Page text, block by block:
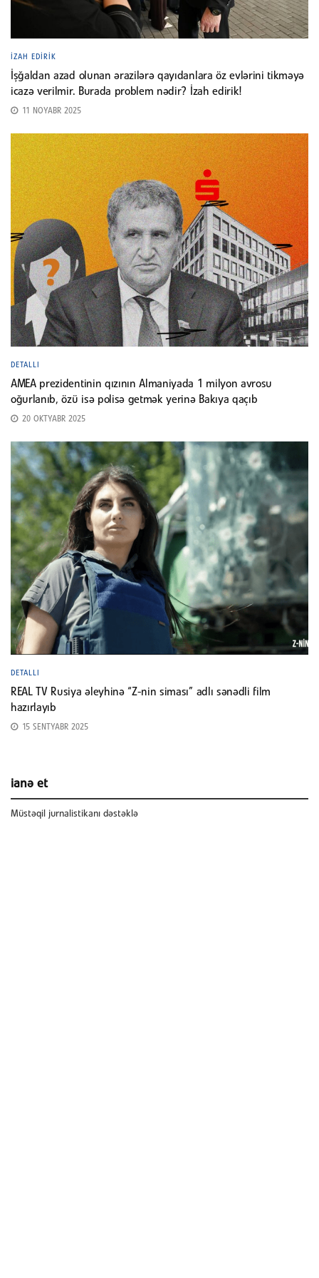
İZAH EDIRIK
İşğaldan azad olunan ərazilərə qayıdanlara öz evlərini tikməyə
icazə verilmir. Burada problem nədir? İzah edirik!
11 NOYABR 2025
DETALLI
AMEA prezidentinin qızının Almaniyada 1 milyon avrosu
oğurlanıb, özü isə polisə getmək yerinə Bakıya qaçıb
20 OKTYABR 2025
DETALLI
REAL TV Rusiya əleyhinə “Z-nin siması” adlı sənədli film
hazırlayıb
15 SENTYABR 2025
ianə et
Müstəqil jurnalistikanı dəstəklə